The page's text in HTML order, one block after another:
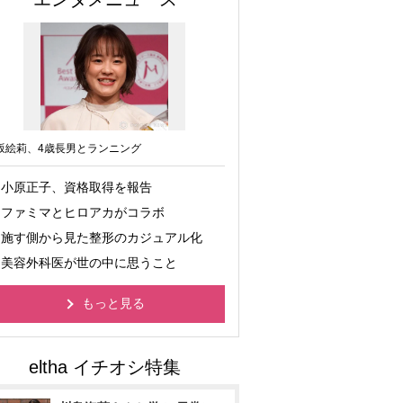
絵莉、4歳長男とランニング
小原正子、資格取得を報告
ファミマとヒロアカがコラボ
施す側から見た整形のカジュアル化
美容外科医が世の中に思うこと
もっと見る